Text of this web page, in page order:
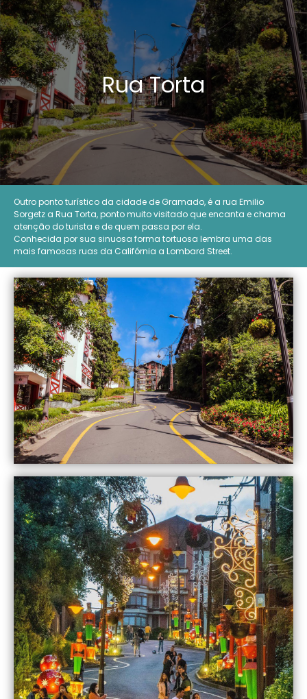
Rua Torta
Outro ponto turístico da cidade de Gramado, é a rua Emilio
Sorgetz a Rua Torta, ponto muito visitado que encanta e chama
atenção do turista e de quem passa por ela.
Conhecida por sua sinuosa forma tortuosa lembra uma das
mais famosas ruas da Califórnia a Lombard Street.